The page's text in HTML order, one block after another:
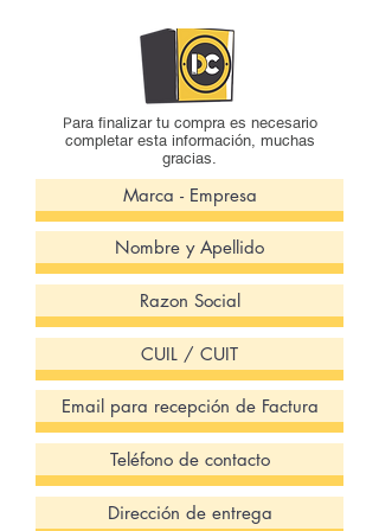
Para finalizar tu compra es necesario
completar esta información, muchas
gracias.